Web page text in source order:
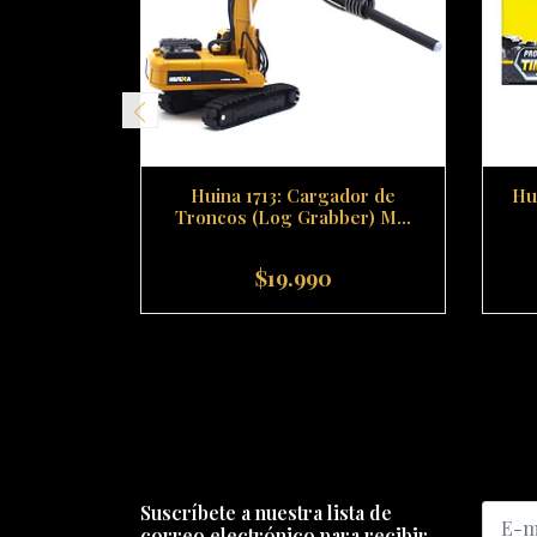
Huina 1713: Cargador de
Troncos (Log Grabber) M...
+
$19.990
Suscríbete a nuestra lista de